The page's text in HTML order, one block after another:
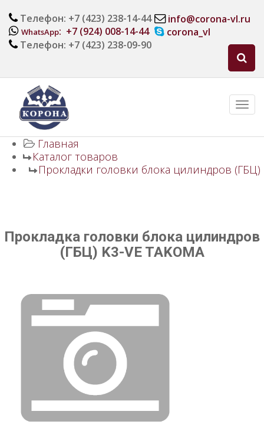
Телефон: +7 (423) 238-14-44
WhatsApp: +7 (924) 008-14-44
Телефон: +7 (423) 238-09-90
info@corona-vl.ru
corona_vl
Главная
Каталог товаров
Прокладки головки блока цилиндров (ГБЦ)
Прокладка головки блока цилиндров
(ГБЦ) K3-VE TAKOMA